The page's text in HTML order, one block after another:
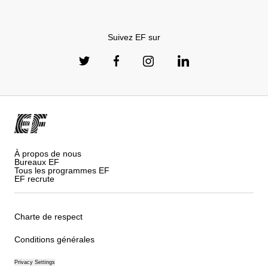
Suivez EF sur
À propos de nous
Bureaux EF
Tous les programmes EF
EF recrute
Charte de respect
Conditions générales
Privacy Settings